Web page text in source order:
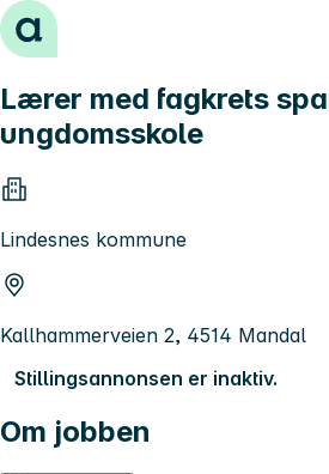
Hopp til innhold
Lærer med fagkrets
ungdomsskole
Lindesnes kommune
Kallhammerveien 2, 4514 Mandal
Stillingsannonsen er inaktiv.
Om jobben